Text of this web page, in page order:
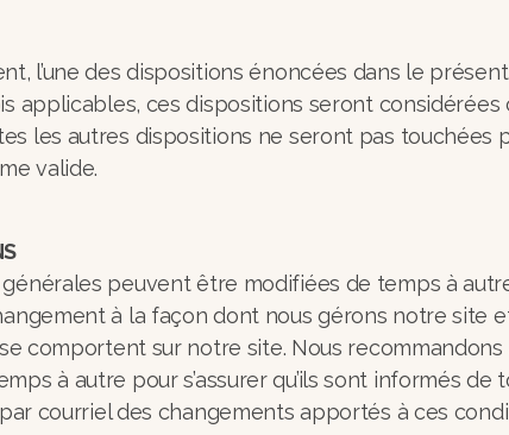
l’une des dispositions énoncées dans le
applicables, ces dispositions seront
les autres dispositions ne seront pas
valide.
peuvent être modifiées de temps à
à la façon dont nous gérons notre site
comportent sur notre site. Nous
à autre pour s’assurer qu’ils sont informés
courriel des changements apportés à ces